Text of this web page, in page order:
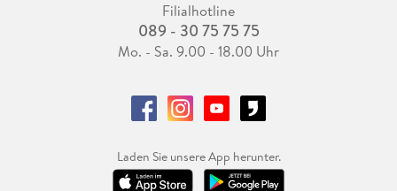
Filialhotline
089 - 30 75 75 75
Mo. - Sa. 9.00 - 18.00 Uhr
Laden Sie unsere App herunter.